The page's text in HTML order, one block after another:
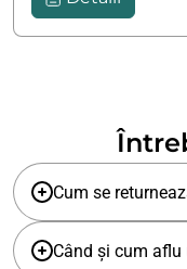
Cum se
Când și cum